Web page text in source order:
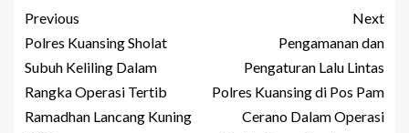
Previous
Polres Kuansing Sholat
Subuh Keliling Dalam
Rangka Operasi Tertib
Ramadhan Lancang Kuning
Next
Pengamanan dan
Pengaturan Lalu Lintas
Polres Kuansing di Pos Pam
Cerano Dalam Operasi